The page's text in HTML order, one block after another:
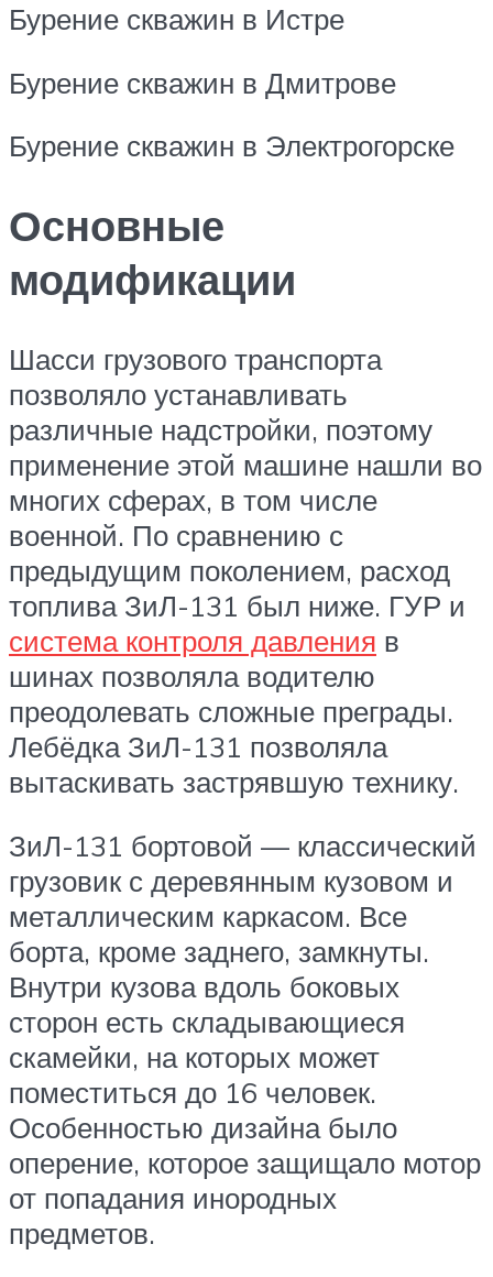
Бурение скважин в Истре
Бурение скважин в Дмитрове
Бурение скважин в Электрогорске
Основные
модификации
Шасси грузового транспорта
позволяло устанавливать
различные надстройки, поэтому
применение этой машине нашли во
многих сферах, в том числе
военной. По сравнению с
предыдущим поколением, расход
топлива ЗиЛ-131 был ниже. ГУР и
система контроля давления в
шинах позволяла водителю
преодолевать сложные преграды.
Лебёдка ЗиЛ-131 позволяла
вытаскивать застрявшую технику.
ЗиЛ-131 бортовой — классический
грузовик с деревянным кузовом и
металлическим каркасом. Все
борта, кроме заднего, замкнуты.
Внутри кузова вдоль боковых
сторон есть складывающиеся
скамейки, на которых может
поместиться до 16 человек.
Особенностью дизайна было
оперение, которое защищало мотор
от попадания инородных
предметов.